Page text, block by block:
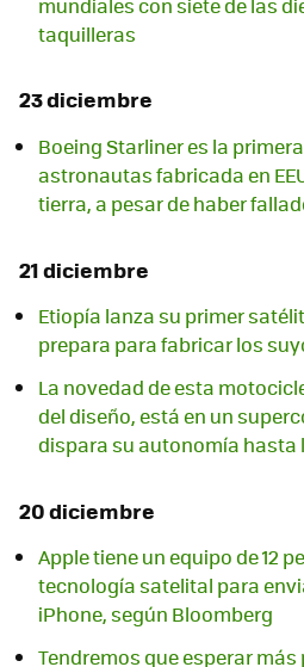
taquilleras
23 diciembre
Boeing Starliner es la
astronautas fabricada en
tierra, a pesar de haber
21 diciembre
Etiopía lanza su primer
prepara para fabricar los
La novedad de esta
del diseño, está en un
dispara su autonomía hasta
20 diciembre
Apple tiene un equipo de 12
tecnología satelital para
iPhone, según Bloomberg
Tendremos que esperar